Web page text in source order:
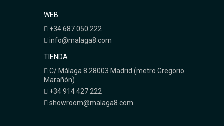
WEB
+34 687 050 222
info@malaga8.com
TIENDA
C/ Málaga 8 28003 Madrid (metro Gregorio
Marañón)
+34 914 427 222
showroom@malaga8.com